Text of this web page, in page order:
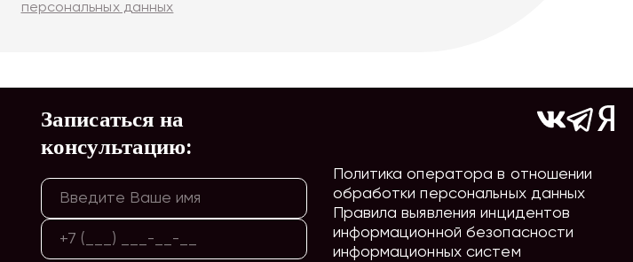
персональных данных
Записаться на
консультацию:
Политика оператора в отношении
обработки персональных данных
Правила выявления инцидентов
информационной безопасности
информационных систем